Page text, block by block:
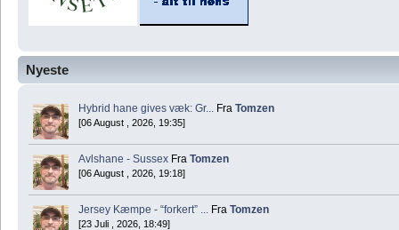
Nyeste
Hybrid hane gives væk: Gr... Fra Tomzen
[06 August , 2026, 19:35]
Avlshane - Sussex Fra Tomzen
[06 August , 2026, 19:18]
Jersey Kæmpe - “forkert” ... Fra Tomzen
[23 Juli , 2026, 18:49]